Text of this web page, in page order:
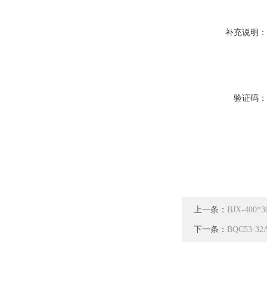
补充说明：
验证码：
上一条： BJX-
下一条： BQC53-